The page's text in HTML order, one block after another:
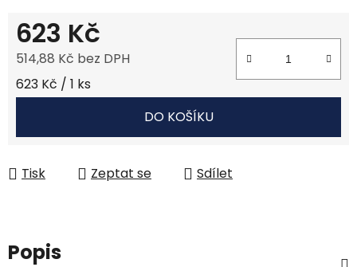
623 Kč
514,88 Kč bez DPH
Měrná cena:
623 Kč / 1 ks
DO KOŠÍKU
Tisk Zeptat se Sdílet
Popis